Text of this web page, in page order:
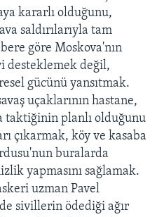
kararlı olduğunu,
saldırılarıyla tam
göre Moskova'nın
desteklemek değil,
gücünü yansıtmak.
uçaklarının hastane,
planlı olduğunu
çıkarmak, köy ve kasaba
buralarda
yapmasını sağlamak.
uzman Pavel
sivillerin ödediği ağır